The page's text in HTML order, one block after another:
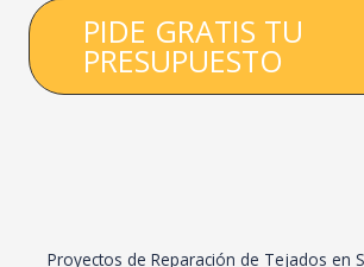
PIDE GRATIS TU
PRESUPUESTO
Proyectos de Reparación de Tejados en